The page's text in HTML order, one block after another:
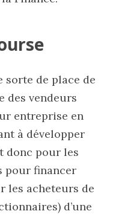
sorte de place de
des vendeurs
entreprise en
à développer
donc pour les
pour financer
les acheteurs de
d’une